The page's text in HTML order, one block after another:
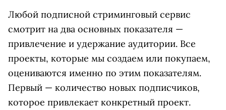
Любой подписной стриминговый сервис
смотрит на два основных показателя —
привлечение и удержание аудитории. Все
проекты, которые мы создаем или покупаем,
оцениваются именно по этим показателям.
Первый — количество новых подписчиков,
которое привлекает конкретный проект.